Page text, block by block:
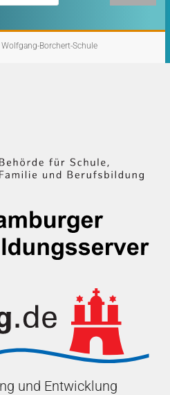
Wolfgang-Borchert-Schule
und Entwicklung